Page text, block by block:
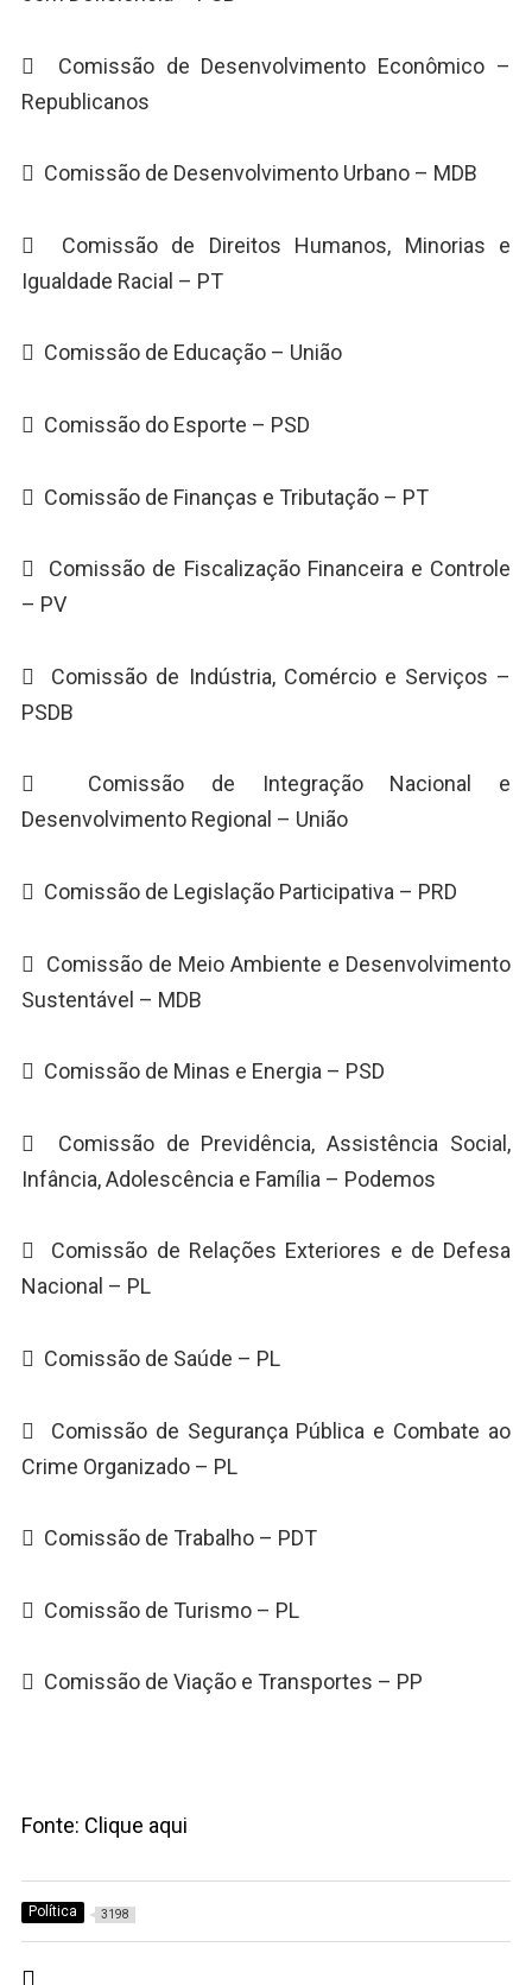
 Comissão de Desenvolvimento Econômico –
Republicanos
 Comissão de Desenvolvimento Urbano – MDB
 Comissão de Direitos Humanos, Minorias e
Igualdade Racial – PT
 Comissão de Educação – União
 Comissão do Esporte – PSD
 Comissão de Finanças e Tributação – PT
 Comissão de Fiscalização Financeira e Controle
– PV
 Comissão de Indústria, Comércio e Serviços –
PSDB
 Comissão de Integração Nacional e
Desenvolvimento Regional – União
 Comissão de Legislação Participativa – PRD
 Comissão de Meio Ambiente e Desenvolvimento
Sustentável – MDB
 Comissão de Minas e Energia – PSD
 Comissão de Previdência, Assistência Social,
Infância, Adolescência e Família – Podemos
 Comissão de Relações Exteriores e de Defesa
Nacional – PL
 Comissão de Saúde – PL
 Comissão de Segurança Pública e Combate ao
Crime Organizado – PL
 Comissão de Trabalho – PDT
 Comissão de Turismo – PL
 Comissão de Viação e Transportes – PP
Fonte: Clique aqui
Política 3198